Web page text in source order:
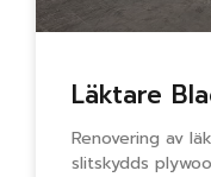
Läktare
Renovering av
slitskydds